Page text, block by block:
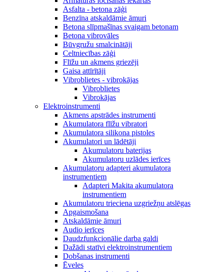
Asfalta - betona zāģi
Benzīna atskaldāmie āmuri
Betona slīpmašīnas svaigam betonam
Betona vibrovāles
Būvgružu smalcinātāji
Celtniecības zāģi
Flīžu un akmens griezēji
Gaisa attīrītāji
Vibroblietes - vibrokājas
Vibroblietes
Vibrokājas
Elektroinstrumenti
Akmens apstrādes instrumenti
Akumulatora flīžu vibratori
Akumulatora silikona pistoles
Akumulatori un lādētāji
Akumulatoru baterijas
Akumulatoru uzlādes ierīces
Akumulatoru adapteri akumulatora
instrumentiem
Adapteri Makita akumulatora
instrumentiem
Akumulatoru trieciena uzgriežņu atslēgas
Apgaismošana
Atskaldāmie āmuri
Audio ierīces
Daudzfunkcionālie darba galdi
Dažādi statīvi elektroinstrumentiem
Dobšanas instrumenti
Ēveles